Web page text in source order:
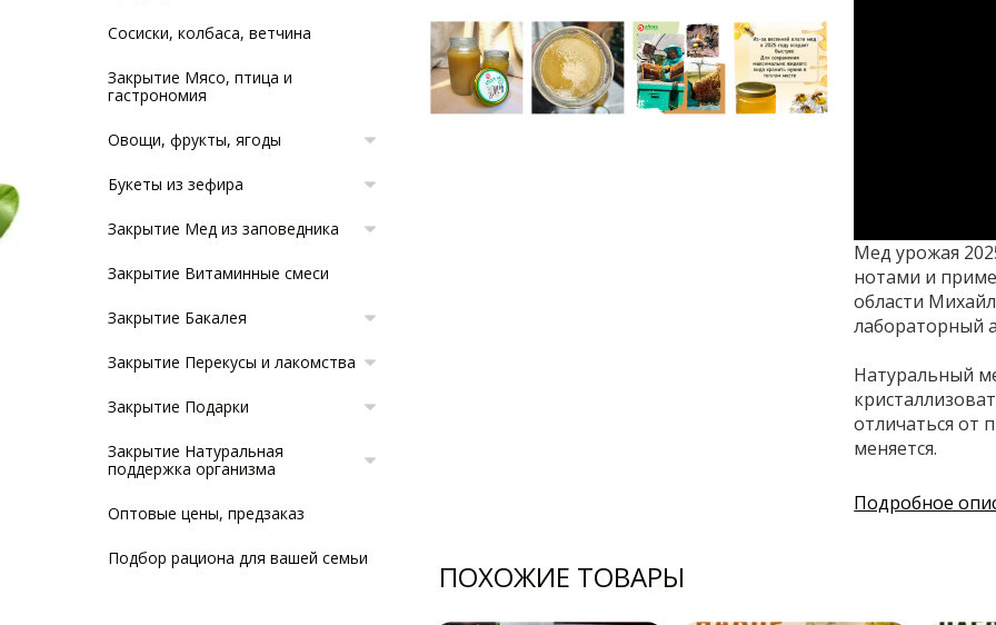
Мед урожая
нотами и
области
лабораторный
Натуральный
отличаться от
меняется.
Подробное
ПОХОЖИЕ ТОВАРЫ
Сосиски, колбаса, ветчина
Закрытие Мясо, птица и
гастрономия
Овощи, фрукты, ягоды
Букеты из зефира
Закрытие Мед из заповедника
Закрытие Витаминные смеси
Закрытие Бакалея
Закрытие Перекусы и лакомства
Закрытие Подарки
Закрытие Натуральная
поддержка организма
Оптовые цены, предзаказ
Подбор рациона для вашей семьи